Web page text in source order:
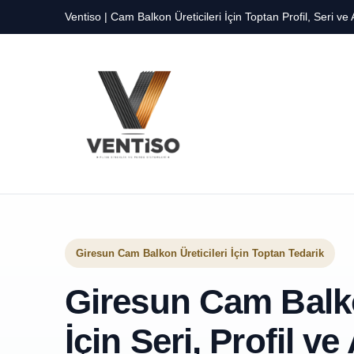
Ventiso | Cam Balkon Üreticileri İçin Toptan Profil, Seri ve
Giresun Cam Balkon Üreticileri İçin Toptan Tedarik
Giresun Cam
İçin Seri, Profil ve